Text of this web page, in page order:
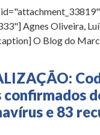
Agnes Oliveira,
O Blog do
confirmados
e 83